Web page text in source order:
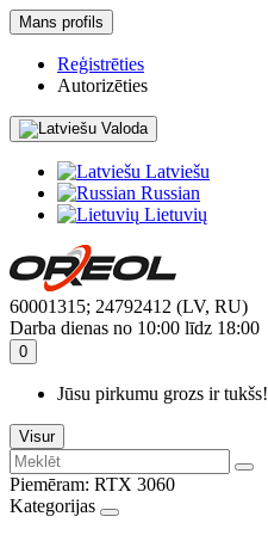
Mans profils
Reģistrēties
Autorizēties
Valoda
Latviešu
Russian
Lietuvių
60001315; 24792412 (LV, RU)
Darba dienas no 10:00 līdz 18:00
0
Jūsu pirkumu grozs ir tukšs!
Visur
Piemēram: RTX 3060
Kategorijas